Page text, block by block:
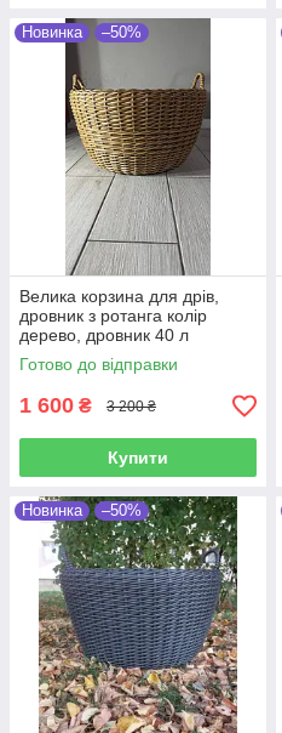
Новинка –50%
Велика корзина для дрів,
дровник з ротанга колір
дерево, дровник 40 л
Готово до відправки
1 600 ₴ 3 200 ₴
Купити
Новинка –50%